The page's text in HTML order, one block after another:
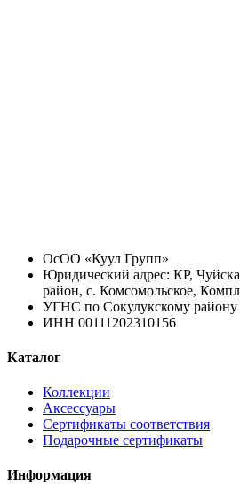
ОсОО «Куул Групп»
Юридический адрес: КР,
район, с. Комсомольское,
УГНС по Сокулукскому району
ИНН 00111202310156
Каталог
Коллекции
Аксессуары
Сертификаты соответствия
Подарочные сертификаты
Информация